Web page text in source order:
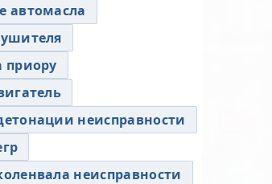
автомасла
приору
неисправности
неисправности